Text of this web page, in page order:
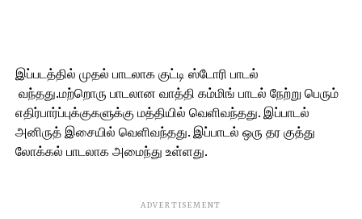
இப்படத்தில் முதல் பாடலாக குட்டி ஸ்டோரி பாடல்
வந்தது.மற்றொரு பாடலான வாத்தி கம்மிங் பாடல் நேற்று பெரும்
எதிர்பார்ப்புக்குகளுக்கு மத்தியில் வெளிவந்தது. இப்பாடல்
அனிருத் இசையில் வெளிவந்தது. இப்பாடல் ஒரு தர குத்து
லோக்கல் பாடலாக அமைந்து உள்ளது.
ADVERTISEMENT